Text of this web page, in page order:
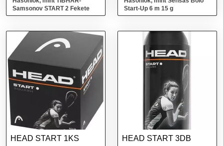
Samsonov START 2 Fekete
Start-Up 6 m 15 g
HEAD START 1KS HEAD START 3DB